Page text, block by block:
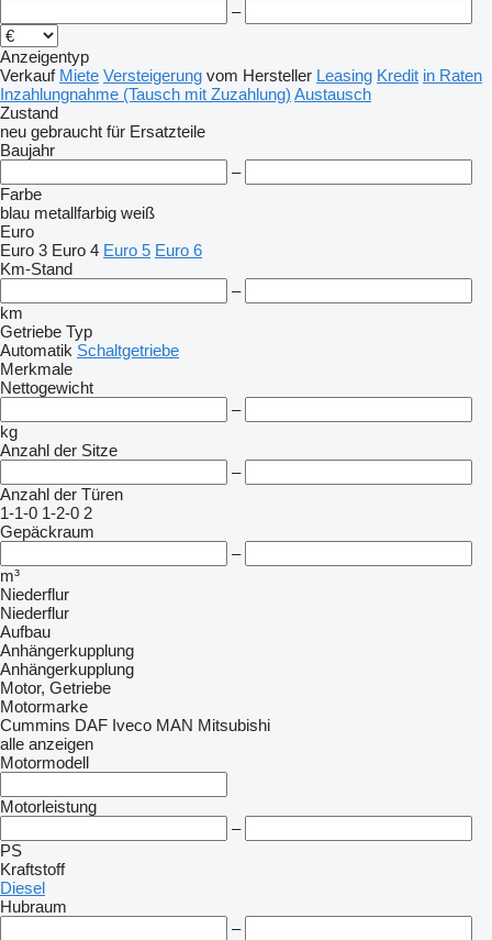
–
Anzeigentyp
Verkauf Miete Versteigerung vom Hersteller Leasing Kredit in Raten
Inzahlungnahme (Tausch mit Zuzahlung) Austausch
Zustand
neu gebraucht für Ersatzteile
Baujahr
–
Farbe
blau metallfarbig weiß
Euro
Euro 3 Euro 4 Euro 5 Euro 6
Km-Stand
–
km
Getriebe Typ
Automatik Schaltgetriebe
Merkmale
Nettogewicht
–
kg
Anzahl der Sitze
–
Anzahl der Türen
1-1-0 1-2-0 2
Gepäckraum
–
m³
Niederflur
Niederflur
Aufbau
Anhängerkupplung
Anhängerkupplung
Motor, Getriebe
Motormarke
Cummins DAF Iveco MAN Mitsubishi
alle anzeigen
Motormodell
Motorleistung
–
PS
Kraftstoff
Diesel
Hubraum
–